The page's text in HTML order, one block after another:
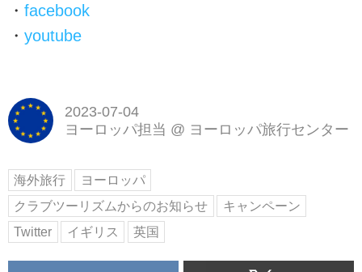
・ facebook
・ youtube
2023-07-04
ヨーロッパ担当 @ ヨーロッパ旅行センター
海外旅行
ヨーロッパ
クラブツーリズムからのお知らせ
キャンペーン
Twitter
イギリス 英国